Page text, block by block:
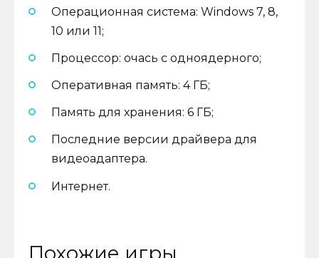
Операционная система: Windows 7, 8,
10 или 11;
Процессор: очась с одноядерного;
Оперативная память: 4 ГБ;
Память для хранения: 6 ГБ;
Последние версии драйвера для
видеоадаптера.
Интернет.